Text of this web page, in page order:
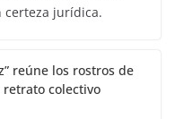
certeza jurídica.
reúne los rostros de
colectivo